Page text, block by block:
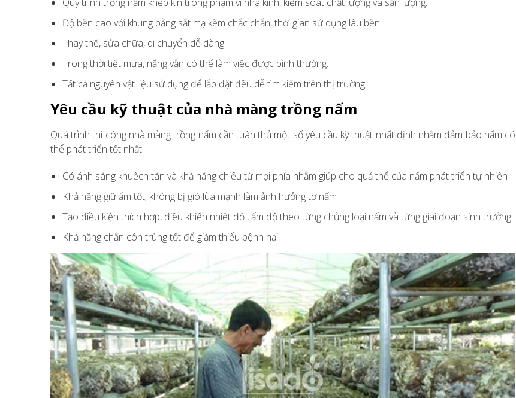
Độ bền cao với khung bằng sắt mạ kẽm chắc chắn, thời gian sử dụng lâu bền.
Thay thế, sửa chữa, di chuyển dễ dàng.
Trong thời tiết mưa, nắng vẫn có thể làm việc được bình thường.
Tất cả nguyên vật liệu sử dụng để lắp đặt đều dễ tìm kiếm trên thị trường.
Yêu cầu kỹ thuật của nhà màng trồng nấm
Quá trình thi công nhà màng trồng nấm cần tuân thủ một số yêu cầu kỹ thuật nhất định nhằm đảm bảo nấm có
thể phát triển tốt nhất:
Có ánh sáng khuếch tán và khả năng chiếu từ mọi phía nhằm giúp cho quả thể của nấm phát triển tự nhiên
Khả năng giữ ấm tốt, không bị gió lùa mạnh làm ảnh hưởng tơ nấm
Tạo điều kiện thích hợp, điều khiển nhiệt độ , ẩm độ theo từng chủng loại nấm và từng giai đoạn sinh trưởng
Khả năng chắn côn trùng tốt để giảm thiểu bệnh hại